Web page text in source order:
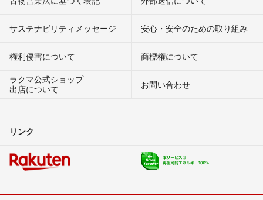
サステナビリティメッセージ 安心・安全のための取り組み
権利侵害について
商標権について
ラクマ公式ショップ
出店について
お問い合わせ
リンク